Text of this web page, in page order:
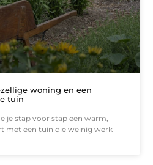
woning en een
tuin
je stap voor stap een warm,
met een tuin die weinig werk